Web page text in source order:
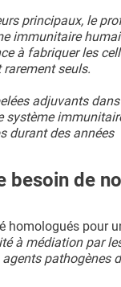
principaux, le
immunitaire
à fabriquer les
seuls.
adjuvants
durant des années
besoin de
homologués pour
à médiation par
pathogènes